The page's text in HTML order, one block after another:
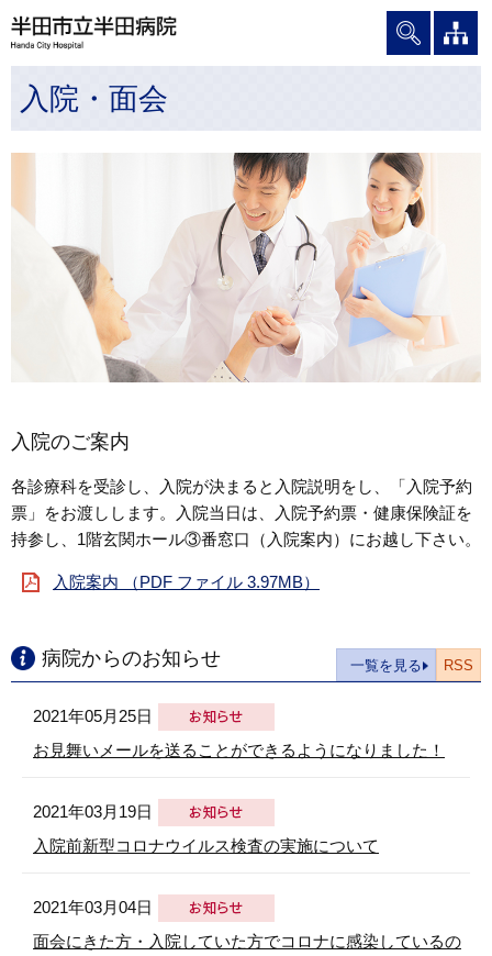
グ
ロ
ー
本
文
へ
ロ
ー
カ
フ
ッ
タ
入院・面会
入院のご案内
各診療科を受診し、入院が決まると入院説明をし、「入院予約
票」をお渡しします。入院当日は、入院予約票・健康保険証を
持参し、1階玄関ホール③番窓口（入院案内）にお越し下さい。
入院案内 （PDF ファイル 3.97MB）
病院からのお知らせ 一覧を見る RSS
2021年05月25日
お見舞いメールを送ることができるようになりました！
2021年03月19日
入院前新型コロナウイルス検査の実施について
2021年03月04日
面会にきた方・入院していた方でコロナに感染しているの